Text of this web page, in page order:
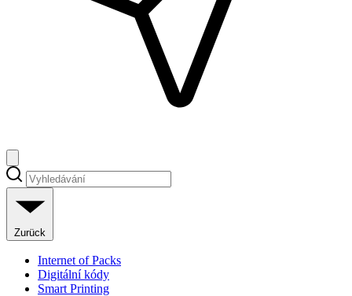
Zurück
Internet of Packs
Digitální kódy
Smart Printing